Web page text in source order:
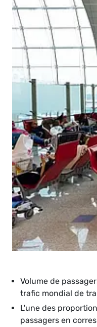
Volume de
trafic mondial de
L'une des
passagers en